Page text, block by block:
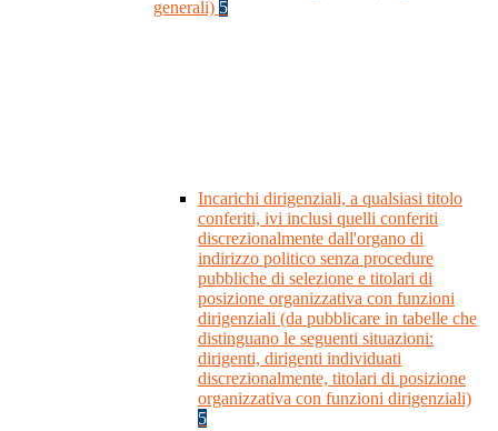
generali) 5
Incarichi dirigenziali, a qualsiasi titolo
conferiti, ivi inclusi quelli conferiti
discrezionalmente dall'organo di
indirizzo politico senza procedure
pubbliche di selezione e titolari di
posizione organizzativa con funzioni
dirigenziali (da pubblicare in tabelle che
distinguano le seguenti situazioni:
dirigenti, dirigenti individuati
discrezionalmente, titolari di posizione
organizzativa con funzioni dirigenziali)
5